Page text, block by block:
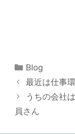
カ
テ
リ
ー
Blog
投
稿
ビ
最近は仕事
うちの会社
員さん